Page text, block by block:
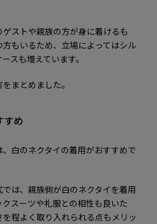
ストや親族の方が身に着けるも
もいるため、立場によってはシル
スも増えています。
まとめました。
すめ
白のネクタイの着用がおすすめで
は、親族側が白のネクタイを着用
スーツや礼服との相性も良いた
程よく取り入れられる点もメリッ